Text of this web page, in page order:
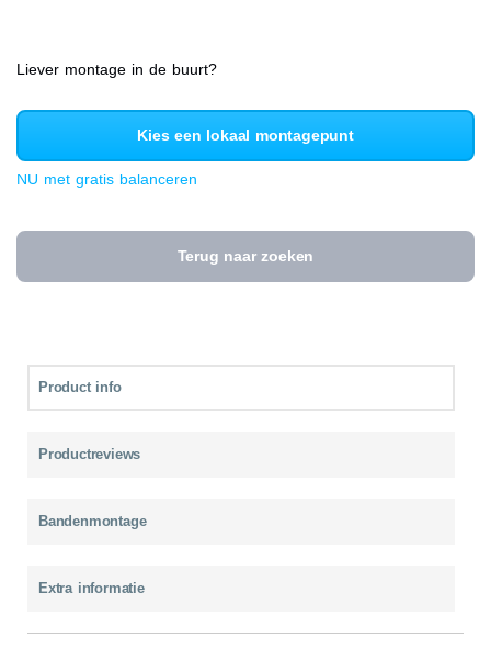
Liever montage in de buurt?
Kies een lokaal montagepunt
NU met gratis balanceren
Terug naar zoeken
Product info
Productreviews
Bandenmontage
Extra informatie